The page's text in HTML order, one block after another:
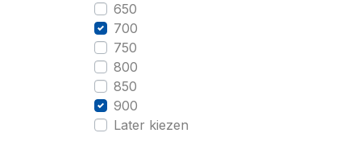
650
700
750
800
850
900
Later kiezen